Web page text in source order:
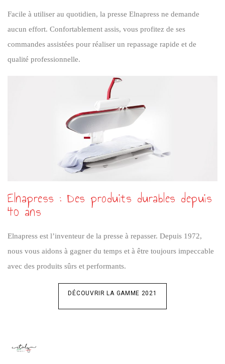
Facile à utiliser au quotidien, la presse Elnapress ne demande
aucun effort. Confortablement assis, vous profitez de ses
commandes assistées pour réaliser un repassage rapide et de
qualité professionnelle.
Elnapress : Des produits durables depuis
40 ans
Elnapress est l’inventeur de la presse à repasser. Depuis 1972,
nous vous aidons à gagner du temps et à être toujours impeccable
avec des produits sûrs et performants.
DÉCOUVRIR LA GAMME 2021